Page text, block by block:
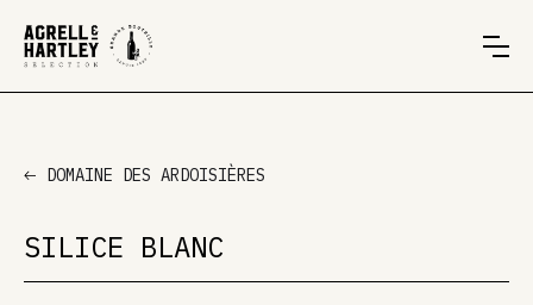
DOMAINE DES ARDOISIÈRES
SILICE BLANC